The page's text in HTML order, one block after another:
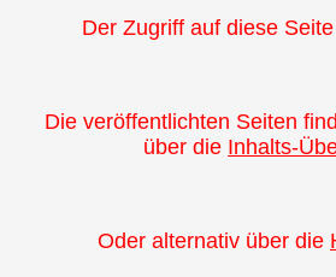
Der Zugriff auf diese
Die veröffentlichten Seiten
über die Inhalts-
Oder alternativ über die